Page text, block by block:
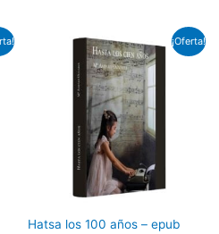
¡Oferta!
Hatsa los 100 años – epub
El
precio
original
era:
11,97€.
El
precio
actual
es:
2,50€.